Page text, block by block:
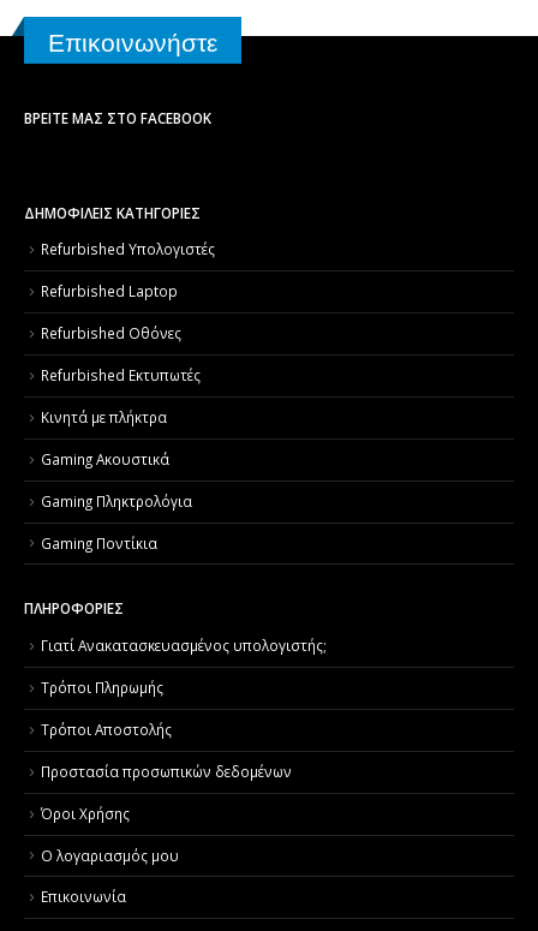
Επικοινωνήστε
ΒΡΕΊΤΕ ΜΑΣ ΣΤΟ FACEBOOK
ΔΗΜΟΦΙΛΕΙΣ ΚΑΤΗΓΟΡΙΕΣ
Refurbished Υπολογιστές
Refurbished Laptop
Refurbished Οθόνες
Refurbished Εκτυπωτές
Κινητά με πλήκτρα
Gaming Ακουστικά
Gaming Πληκτρολόγια
Gaming Ποντίκια
ΠΛΗΡΟΦΟΡΙΕΣ
Γιατί Aνακατασκευασμένος υπολογιστής;
Τρόποι Πληρωμής
Τρόποι Αποστολής
Προστασία προσωπικών δεδομένων
Όροι Χρήσης
Ο λογαριασμός μου
Επικοινωνία